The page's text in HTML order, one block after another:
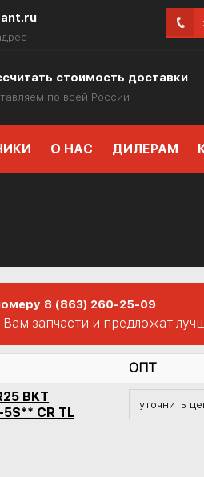
стоимость доставки
по всей России
О НАС ДИЛЕРАМ
8 (863) 260-25-09
запчасти и предложат
ОПТ
BKT
5S** CR TL
уточнить